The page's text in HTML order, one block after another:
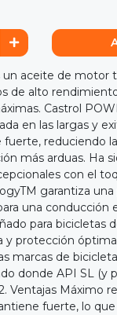
un aceite de
de alto
Castrol
en las largas y
reduciendo
más arduas. Ha
con el
garantiza
una conducción
para
protección
marcas de
donde API SL (y
Ventajas Máximo
fuerte, lo